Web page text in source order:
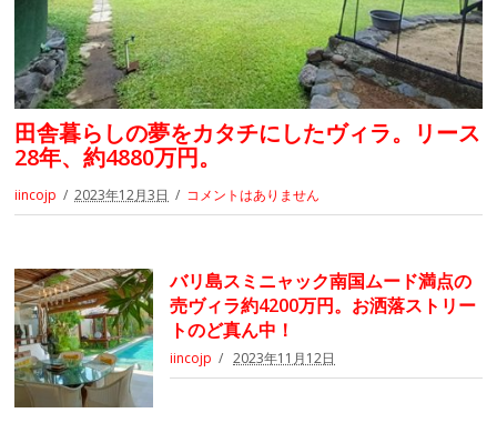
田舎暮らしの夢をカタチにしたヴィラ。リース
28年、約4880万円。
iincojp 2023年12月3日 コメントはありません
バリ島スミニャック南国ムード満点の
売ヴィラ約4200万円。お洒落ストリー
トのど真ん中！
iincojp 2023年11月12日